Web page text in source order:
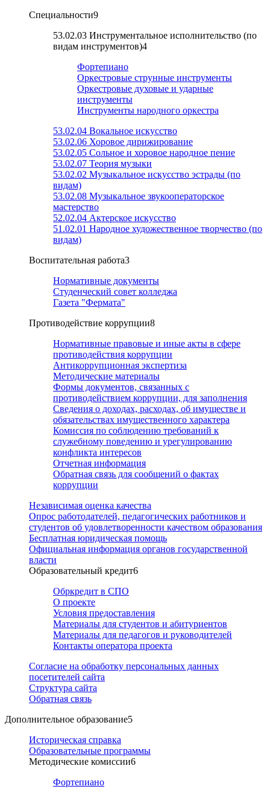
Специальности9
53.02.03 Инструментальное исполнительство (по
видам инструментов)4
Фортепиано
Оркестровые струнные инструменты
Оркестровые духовые и ударные
инструменты
Инструменты народного оркестра
53.02.04 Вокальное искусство
53.02.06 Хоровое дирижирование
53.02.05 Сольное и хоровое народное пение
53.02.07 Теория музыки
53.02.02 Музыкальное искусство эстрады (по
видам)
53.02.08 Музыкальное звукооператорское
мастерство
52.02.04 Актерское искусство
51.02.01 Народное художественное творчество (по
видам)
Воспитательная работа3
Нормативные документы
Студенческий совет колледжа
Газета "Фермата"
Противодействие коррупции8
Нормативные правовые и иные акты в сфере
противодействия коррупции
Антикоррупционная экспертиза
Методические материалы
Формы документов, связанных с
противодействием коррупции, для заполнения
Сведения о доходах, расходах, об имуществе и
обязательствах имущественного характера
Комиссия по соблюдению требований к
служебному поведению и урегулированию
конфликта интересов
Отчетная информация
Обратная связь для сообщений о фактах
коррупции
Независимая оценка качества
Опрос работодателей, педагогических работников и
студентов об удовлетворенности качеством образования
Бесплатная юридическая помощь
Официальная информация органов государственной
власти
Образовательный кредит6
Обркредит в СПО
О проекте
Условия предоставления
Материалы для студентов и абитуриентов
Материалы для педагогов и руководителей
Контакты оператора проекта
Согласие на обработку персональных данных
посетителей сайта
Структура сайта
Обратная связь
Дополнительное образование5
Историческая справка
Образовательные программы
Методические комиссии6
Фортепиано